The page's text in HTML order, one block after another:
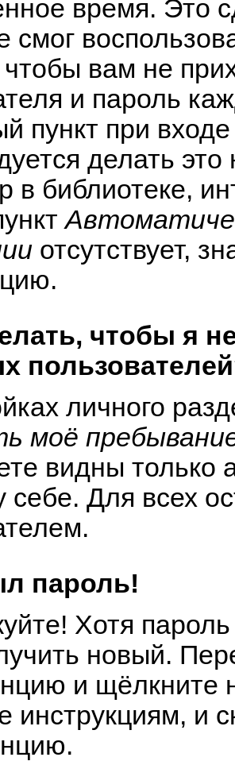
время. Это
смог
чтобы вам не
и пароль
пункт при
делать
в библиотеке,
отсутствует,
чтобы я
личного
моё
видны только
себе. Для всех
пароль!
Хотя
новый.
и щёлкните
инструкциям, и